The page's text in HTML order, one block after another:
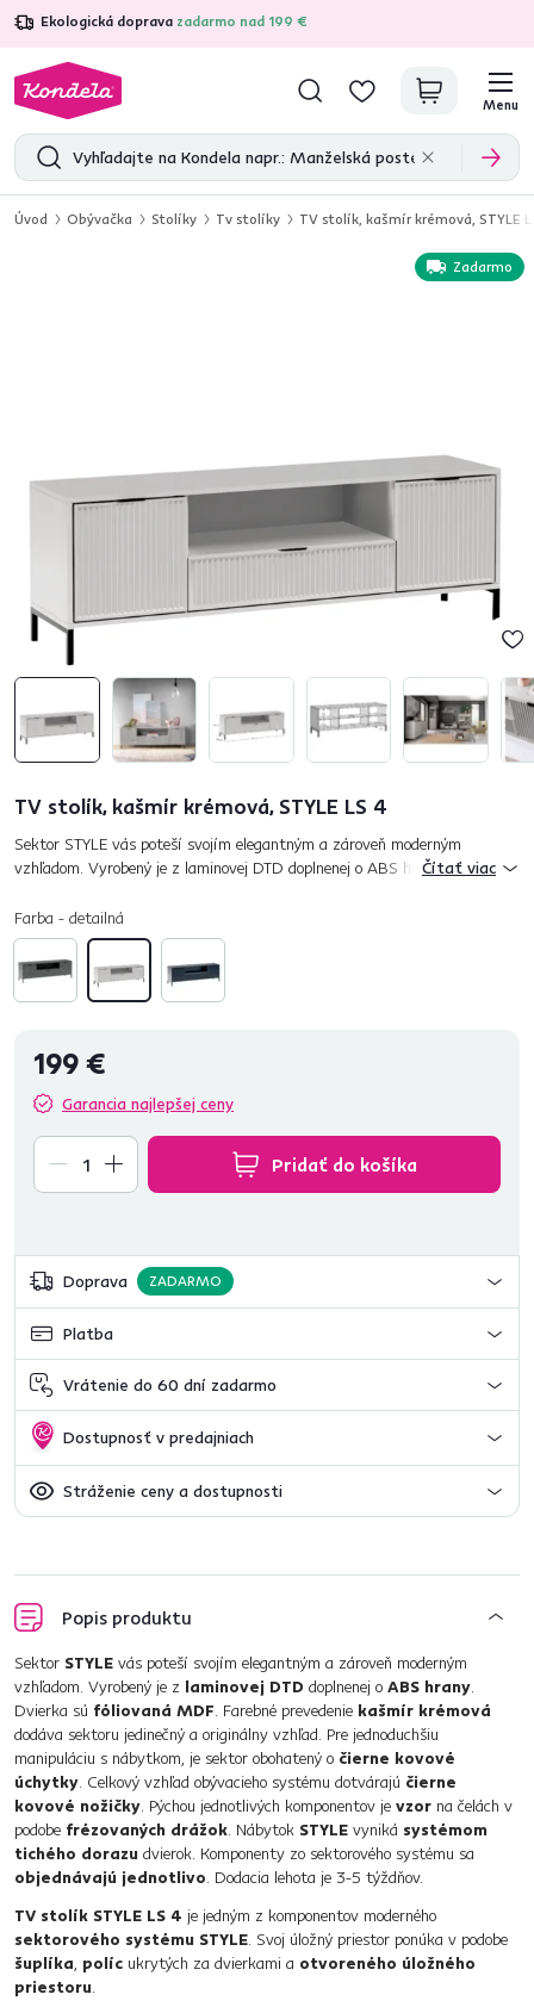
Ekologická doprava zadarmo nad 199 €
4,7 31 333overených produktových recenzií
Menu
Úvod Obývačka Stolíky Tv stolíky TV stolík, kašmír krémová, STYLE
Zadarmo
TV stolík, kašmír krémová, STYLE LS 4
Sektor STYLE vás poteší svojím elegantným a zároveň moderným
vzhľadom. Vyrobený je z laminovej DTD doplnenej o ABS hrany. Dvierka
Čítať viac
Farba - detailná
199 €
Garancia najlepšej ceny
Pridať do košíka
Doprava ZADARMO
Platba
Vrátenie do 60 dní zadarmo
Dostupnosť v predajniach
Stráženie ceny a dostupnosti
Popis produktu
Sektor STYLE vás poteší svojím elegantným a zároveň moderným
vzhľadom. Vyrobený je z laminovej DTD doplnenej o ABS hrany.
Dvierka sú fóliovaná MDF. Farebné prevedenie kašmír krémová
dodáva sektoru jedinečný a originálny vzhľad. Pre jednoduchšiu
manipuláciu s nábytkom, je sektor obohatený o čierne kovové
úchytky. Celkový vzhľad obývacieho systému dotvárajú čierne
kovové nožičky. Pýchou jednotlivých komponentov je vzor na čelách v
podobe frézovaných drážok. Nábytok STYLE vyniká systémom
tichého dorazu dvierok. Komponenty zo sektorového systému sa
objednávajú jednotlivo. Dodacia lehota je 3-5 týždňov.
TV stolík STYLE LS 4 je jedným z komponentov moderného
sektorového systému STYLE. Svoj úložný priestor ponúka v podobe
šuplíka, políc ukrytých za dvierkami a otvoreného úložného
priestoru.